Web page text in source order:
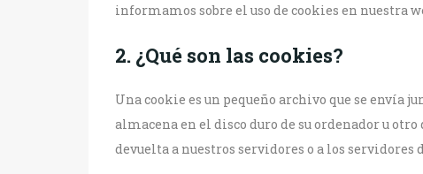
informamos sobre el uso de cookies en nuestra
2. ¿Qué son las cookies?
Una cookie es un pequeño archivo que se envía
almacena en el disco duro de su ordenador u
devuelta a nuestros servidores o a los